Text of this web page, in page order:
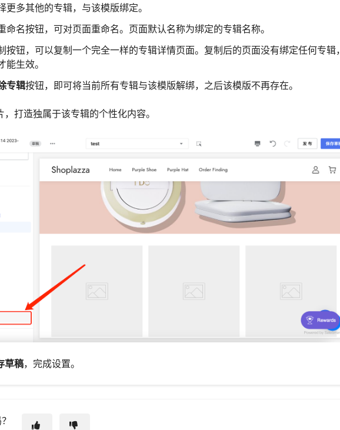
更多其他的专辑，与该模版绑定。
命名按钮，可对页面重命名。页面默认名称为绑定的专辑名称。
按钮，可以复制一个完全一样的专辑详情页面。复制后的页面没有绑定任何专辑，
生效。
专辑按钮，即可将当前所有专辑与该模版解绑，之后该模版不再存在。
打造独属于该专辑的个性化内容。
草稿，完成设置。